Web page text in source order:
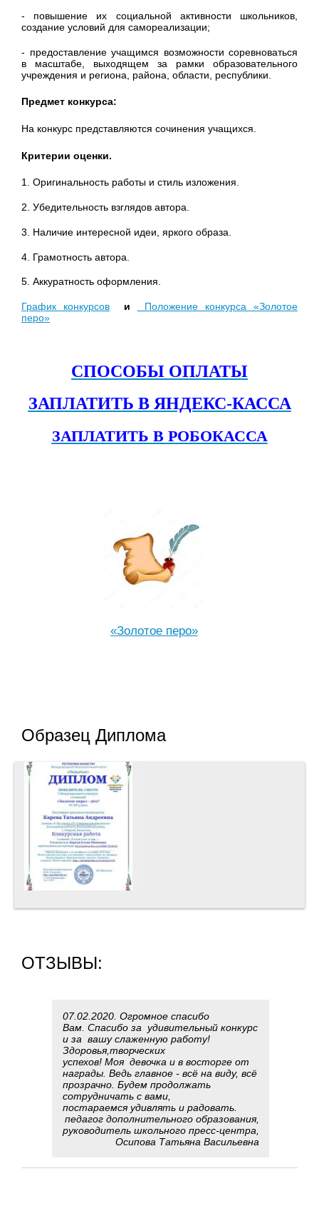
- повышение их социальной активности школьников,
создание условий для самореализации;
- предоставление учащимся возможности соревноваться
в масштабе, выходящем за рамки образовательного
учреждения и региона, района, области, республики.
Предмет конкурса:
На конкурс представляются сочинения учащихся.
Критерии оценки.
1. Оригинальность работы и стиль изложения.
2. Убедительность взглядов автора.
3. Наличие интересной идеи, яркого образа.
4. Грамотность автора.
5. Аккуратность оформления.
График конкурсов и
Положение конкурса «Золотое
перо»
СПОСОБЫ ОПЛАТЫ
ЗАПЛАТИТЬ В ЯНДЕКС-КАССА
ЗАПЛАТИТЬ В РОБОКАССА
«Золотое перо»
Образец Диплома
ОТЗЫВЫ:
07.02.2020. Огромное спасибо
Вам. Спасибо за удивительный конкурс
и за вашу слаженную работу!
Здоровья,творческих
успехов! Моя девочка и в восторге от
награды. Ведь главное - всё на виду, всё
прозрачно. Будем продолжать
сотрудничать с вами,
постараемся удивлять и радовать.
педагог дополнительного образования,
руководитель школьного пресс-центра,
Осипова Татьяна Васильевна